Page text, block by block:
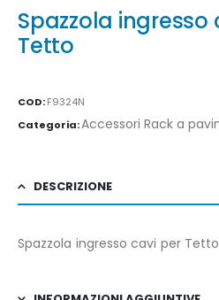
Spazzola ingresso
Tetto
COD:F9324N
Categoria:Accessori Rack a
DESCRIZIONE
Spazzola ingresso cavi per